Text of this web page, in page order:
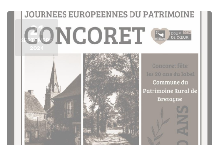
21
SEPTEMBRE
2024